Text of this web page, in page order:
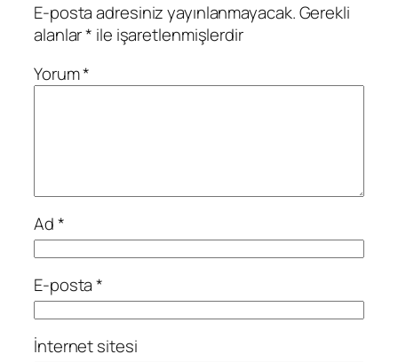
E-posta adresiniz yayınlanmayacak.Gerekli
alanlar* ile işaretlenmişlerdir
Yorum*
Ad*
E-posta*
İnternet sitesi